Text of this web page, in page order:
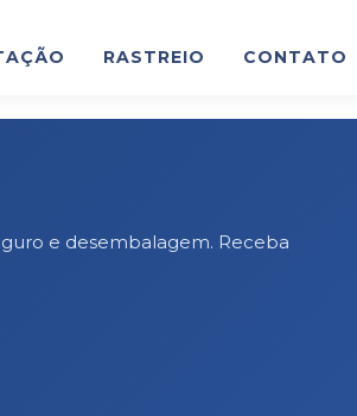
RASTREIO CONTATO
e desembalagem. Receba